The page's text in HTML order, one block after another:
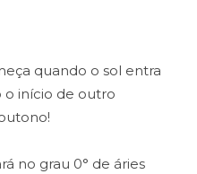
quando o sol entra
o início de outro
no grau 0° de áries